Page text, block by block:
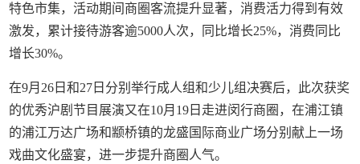
特色市集，活动期间商圈客流提升显著，消费活力得到有效
激发，累计接待游客逾5000人次，同比增长25%，消费同比
增长30%。
在9月26日和27日分别举行成人组和少儿组决赛后，此次获奖
的优秀沪剧节目展演又在10月19日走进闵行商圈，在浦江镇
的浦江万达广场和颛桥镇的龙盛国际商业广场分别献上一场
戏曲文化盛宴，进一步提升商圈人气。